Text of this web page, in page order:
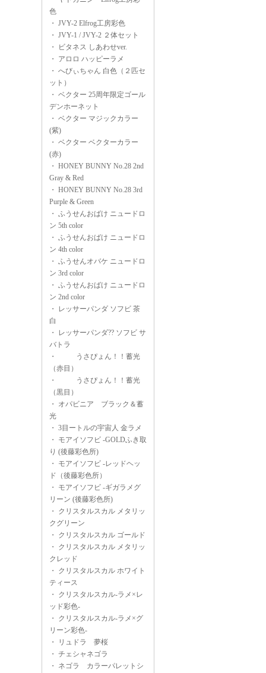
色
・ JVY-2 Elfrog工房彩色
・ JVY-1 / JVY-2 ２体セット
・
ビタネス しあわせver.
・ アロロ ハッピーラメ
・ へびぃちゃん 白色（２匹セ
ット）
・ ベクター 25周年限定ゴール
デンホーネット
・ ベクター マジックカラー
(紫)
・ ベクター ベクターカラー
(赤)
・ HONEY BUNNY No.28 2nd
Gray & Red
・ HONEY BUNNY No.28 3rd
Purple & Green
・ ふうせんおばけ ニュードロ
ン 5th color
・ ふうせんおばけ ニュードロ
ン 4th color
・ ふうせんオバケ ニュードロ
ン 3rd color
・ ふうせんおばけ ニュードロ
ン 2nd color
・
レッサーパンダ ソフビ 茶
白
・
レッサーパンダ?? ソフビ サ
バトラ
・
うさぴょん！！蓄光
（赤目）
・
うさぴょん！！蓄光
（黒目）
・ オパビニア ブラック＆蓄
光
・ 3目ートルの宇宙人 金ラメ
・ モアイソフビ -GOLDふき取
り (後藤彩色所)
・ モアイソフビ -レッドヘッ
ド（後藤彩色所）
・ モアイソフビ -ギガラメグ
リーン (後藤彩色所)
・ クリスタルスカル メタリッ
クグリーン
・ クリスタルスカル ゴールド
・ クリスタルスカル メタリッ
クレッド
・ クリスタルスカル ホワイト
ティース
・ クリスタルスカル-ラメ×レ
ッド彩色-
・ クリスタルスカル-ラメ×グ
リーン彩色-
・
リュドラ 夢桜
・ チェシャネゴラ
・ ネゴラ カラーパレットシ